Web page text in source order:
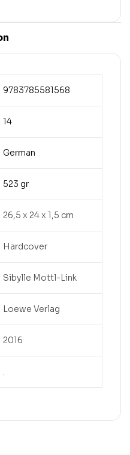
9783785581568
14
German
523 gr
26,5 x 24 x 1,5 cm
Hardcover
Sibylle Mottl-Link
Loewe Verlag
2016
.